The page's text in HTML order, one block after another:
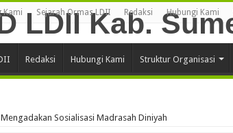
Kami Sejarah Ormas LDII Redaksi Hubungi Kami
Redaksi Hubungi Kami Struktur Organisasi
Sosialisasi Madrasah Diniyah